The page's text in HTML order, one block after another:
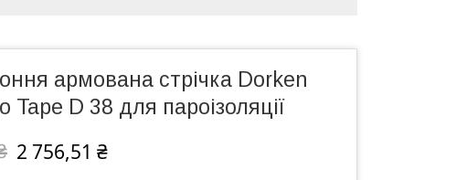
армована стрічка Dorken
Tape D 38 для пароізоляції
2 756,51 ₴